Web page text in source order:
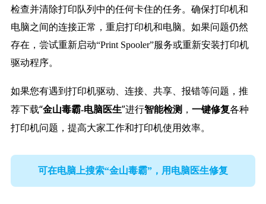
检查并清除打印队列中的任何卡住的任务。确保打印机和
电脑之间的连接正常，重启打印机和电脑。如果问题仍然
存在，尝试重新启动“Print Spooler”服务或重新安装打印机
驱动程序。
如果您有遇到打印机驱动、连接、共享、报错等问题，推
荐下载“金山毒霸-电脑医生”进行智能检测， 一键修复各种
打印机问题，提高大家工作和打印机使用效率。
可在电脑上搜索“金山毒霸”，用电脑医生修复